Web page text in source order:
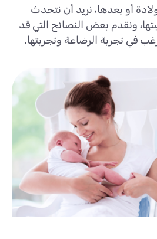
أو بعدها، نريد أن نتحدث
ونقدم بعض النصائح التي قد
في تجربة الرضاعة وتجربتها.